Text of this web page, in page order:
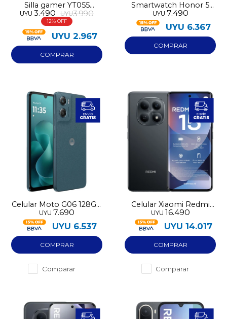
Silla gamer YT055
dorada
UYU 3.490 UYU3.990
12
UYU 2.967
Smartwatch Honor 5
negro
UYU 7.490
UYU 6.367
Celular Moto G06 128GB
4G
UYU 7.690
UYU 6.537
Comparar
Celular Xiaomi Redmi
Note 15 256GB 5G
UYU 16.490
UYU 14.017
Comparar